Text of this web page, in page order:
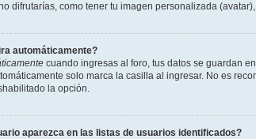
difrutarías, como tener tu imagen personalizada
automáticamente?
cuando ingresas al foro, tus datos se guardan
solo marca la casilla al ingresar. No es
la opción.
aparezca en las listas de usuarios identificados?